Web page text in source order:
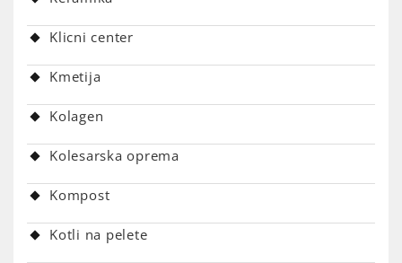
Klicni center
Kmetija
Kolagen
Kolesarska oprema
Kompost
Kotli na pelete